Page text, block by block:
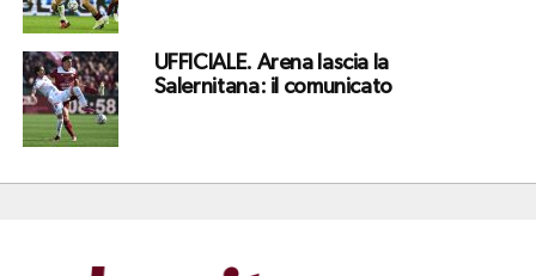
UFFICIALE. Arena lascia la
Salernitana: il comunicato